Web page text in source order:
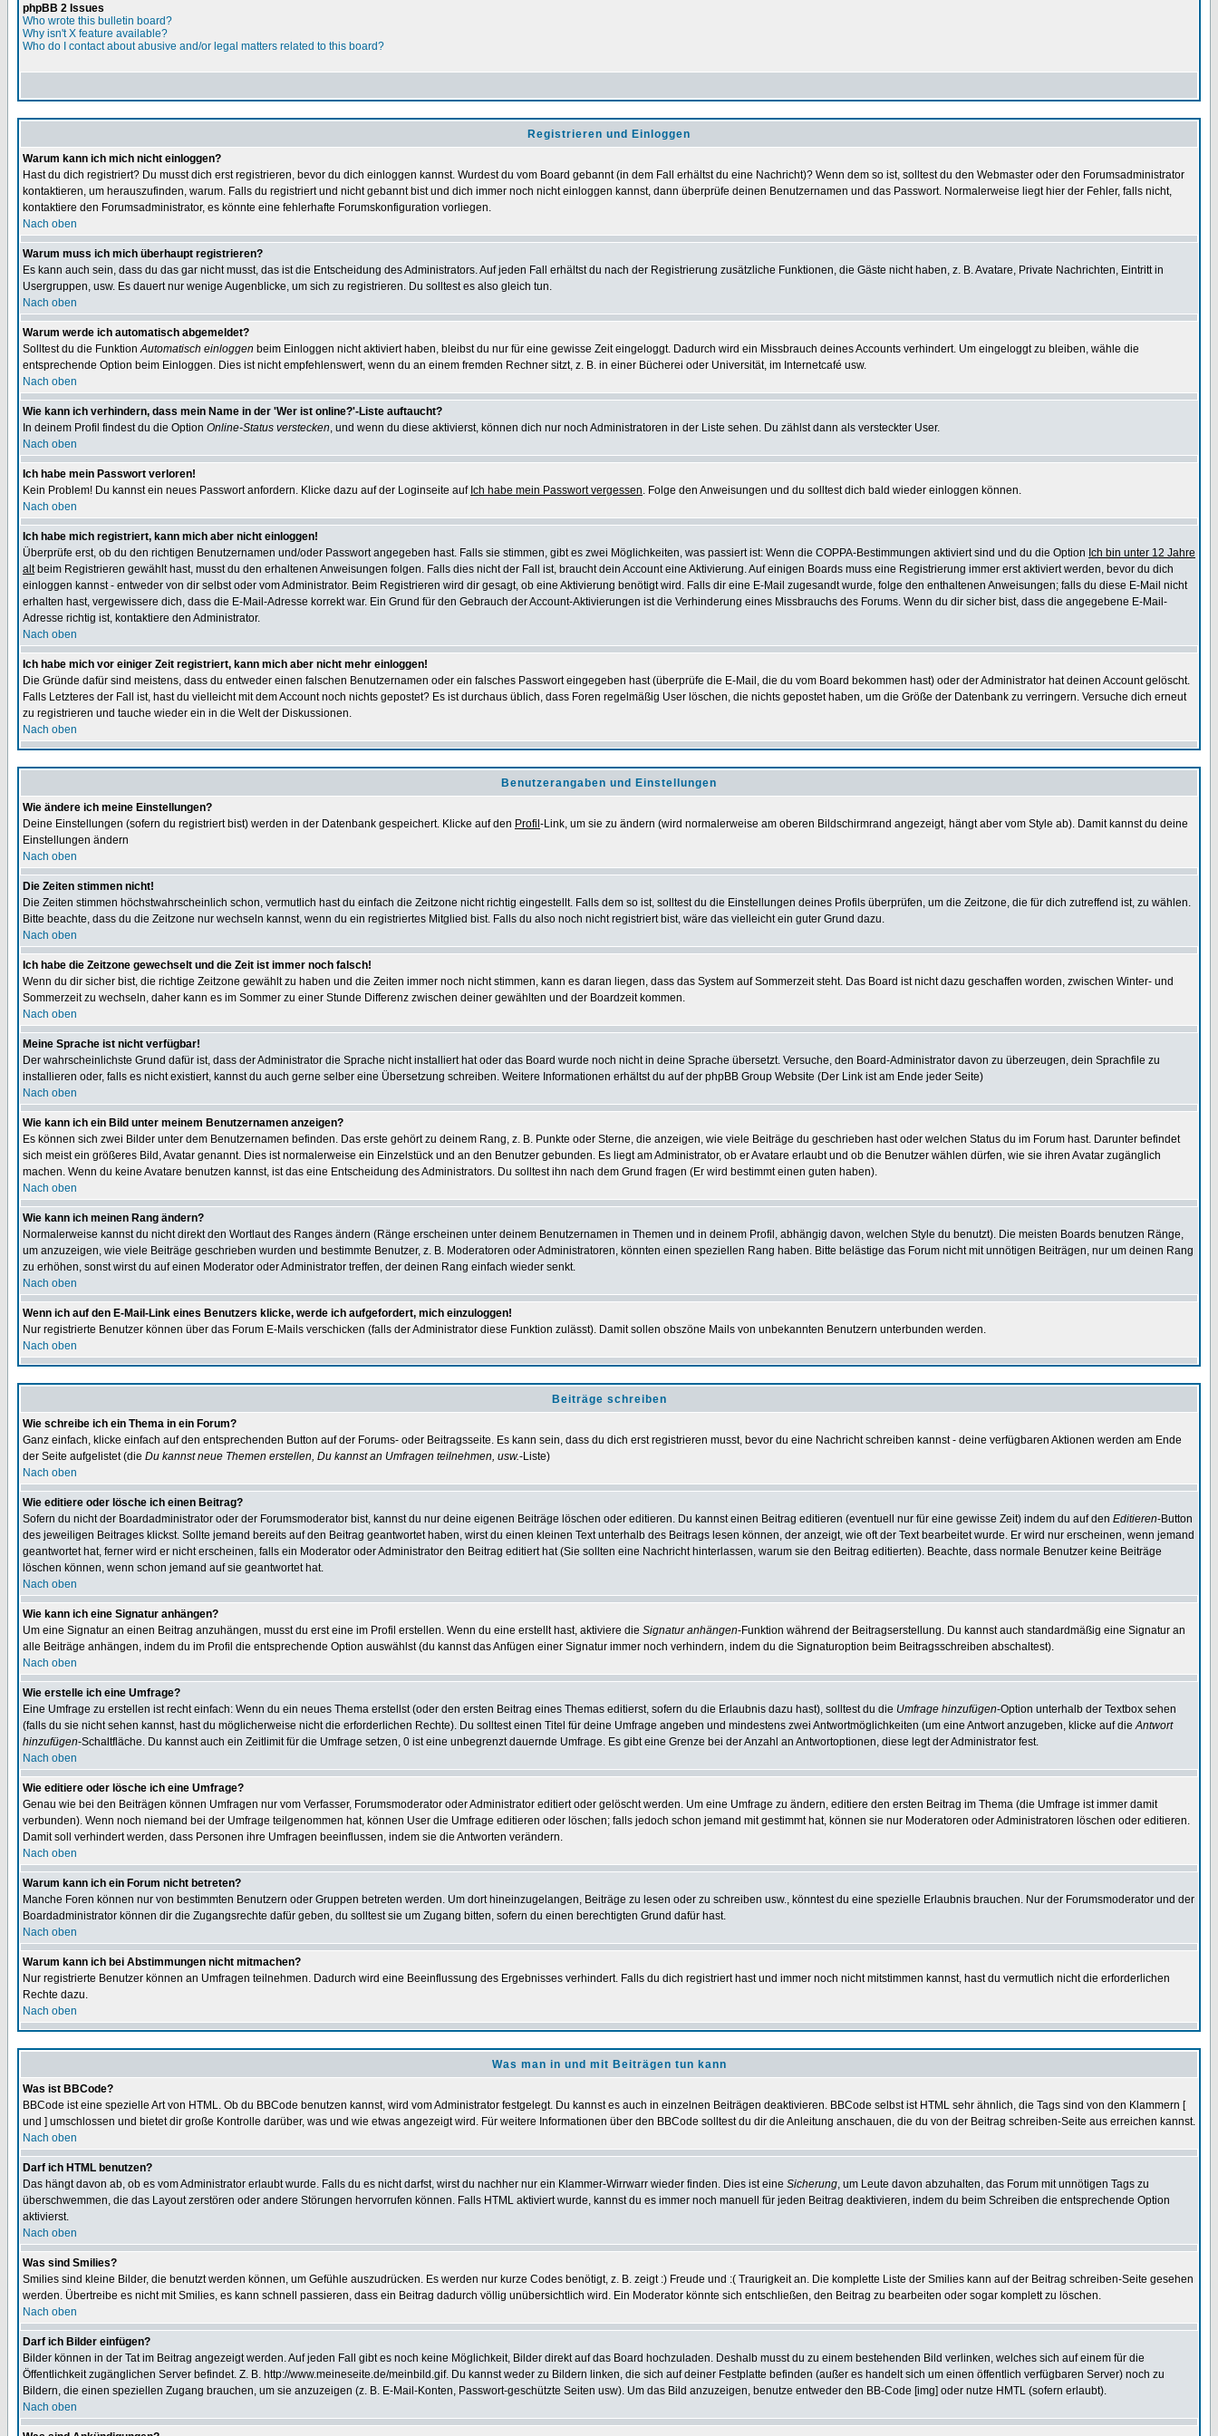
phpBB 2 Issues
Who wrote this bulletin board?
Why isn't X feature available?
Who do I contact about abusive and/or legal matters related to this board?
Registrieren und Einloggen
Warum kann ich mich nicht einloggen?
Hast du dich registriert? Du musst dich erst registrieren, bevor du dich einloggen kannst. Wurdest du vom Board gebannt (in dem Fall erhältst du eine Nachricht)? Wenn dem so ist, solltest du den Webmaster oder den Forumsadministrator
kontaktieren, um herauszufinden, warum. Falls du registriert und nicht gebannt bist und dich immer noch nicht einloggen kannst, dann überprüfe deinen Benutzernamen und das Passwort. Normalerweise liegt hier der Fehler, falls nicht,
kontaktiere den Forumsadministrator, es könnte eine fehlerhafte Forumskonfiguration vorliegen.
Nach oben
Warum muss ich mich überhaupt registrieren?
Es kann auch sein, dass du das gar nicht musst, das ist die Entscheidung des Administrators. Auf jeden Fall erhältst du nach der Registrierung zusätzliche Funktionen, die Gäste nicht haben, z. B. Avatare, Private Nachrichten, Eintritt in
Usergruppen, usw. Es dauert nur wenige Augenblicke, um sich zu registrieren. Du solltest es also gleich tun.
Nach oben
Warum werde ich automatisch abgemeldet?
Solltest du die FunktionAutomatisch einloggen beim Einloggen nicht aktiviert haben, bleibst du nur für eine gewisse Zeit eingeloggt. Dadurch wird ein Missbrauch deines Accounts verhindert. Um eingeloggt zu bleiben, wähle die
entsprechende Option beim Einloggen. Dies ist nicht empfehlenswert, wenn du an einem fremden Rechner sitzt, z. B. in einer Bücherei oder Universität, im Internetcafé usw.
Nach oben
Wie kann ich verhindern, dass mein Name in der 'Wer ist online?'-Liste auftaucht?
In deinem Profil findest du die Option Online-Status verstecken, und wenn du diese aktivierst, können dich nur noch Administratoren in der Liste sehen. Du zählst dann als versteckter User.
Nach oben
Ich habe mein Passwort verloren!
Kein Problem! Du kannst ein neues Passwort anfordern. Klicke dazu auf der Loginseite auf Ich habe mein Passwort vergessen. Folge den Anweisungen und du solltest dich bald wieder einloggen können.
Nach oben
Ich habe mich registriert, kann mich aber nicht einloggen!
Überprüfe erst, ob du den richtigen Benutzernamen und/oder Passwort angegeben hast. Falls sie stimmen, gibt es zwei Möglichkeiten, was passiert ist: Wenn die COPPA-Bestimmungen aktiviert sind und du die Option Ich bin unter 12 Jahre
altbeim Registrieren gewählt hast, musst du den erhaltenen Anweisungen folgen. Falls dies nicht der Fall ist, braucht dein Account eine Aktivierung. Auf einigen Boards muss eine Registrierung immer erst aktiviert werden, bevor du dich
einloggen kannst - entweder von dir selbst oder vom Administrator. Beim Registrieren wird dir gesagt, ob eine Aktivierung benötigt wird. Falls dir eine E-Mail zugesandt wurde, folge den enthaltenen Anweisungen; falls du diese E-Mail nicht
erhalten hast, vergewissere dich, dass die E-Mail-Adresse korrekt war. Ein Grund für den Gebrauch der Account-Aktivierungen ist die Verhinderung eines Missbrauchs des Forums. Wenn du dir sicher bist, dass die angegebene E-Mail-
Adresse richtig ist, kontaktiere den Administrator.
Nach oben
Ich habe mich vor einiger Zeit registriert, kann mich aber nicht mehr einloggen!
Die Gründe dafür sind meistens, dass du entweder einen falschen Benutzernamen oder ein falsches Passwort eingegeben hast (überprüfe die E-Mail, die du vom Board bekommen hast) oder der Administrator hat deinen Account gelöscht.
Falls Letzteres der Fall ist, hast du vielleicht mit dem Account noch nichts gepostet? Es ist durchaus üblich, dass Foren regelmäßig User löschen, die nichts gepostet haben, um die Größe der Datenbank zu verringern. Versuche dich erneut
zu registrieren und tauche wieder ein in die Welt der Diskussionen.
Nach oben
Benutzerangaben und Einstellungen
Wie ändere ich meine Einstellungen?
Deine Einstellungen (sofern du registriert bist) werden in der Datenbank gespeichert. Klicke auf den Profil -Link, um sie zu ändern (wird normalerweise am oberen Bildschirmrand angezeigt, hängt aber vom Style ab). Damit kannst du deine
Einstellungen ändern
Nach oben
Die Zeiten stimmen nicht!
Die Zeiten stimmen höchstwahrscheinlich schon, vermutlich hast du einfach die Zeitzone nicht richtig eingestellt. Falls dem so ist, solltest du die Einstellungen deines Profils überprüfen, um die Zeitzone, die für dich zutreffend ist, zu wählen.
Bitte beachte, dass du die Zeitzone nur wechseln kannst, wenn du ein registriertes Mitglied bist. Falls du also noch nicht registriert bist, wäre das vielleicht ein guter Grund dazu.
Nach oben
Ich habe die Zeitzone gewechselt und die Zeit ist immer noch falsch!
Wenn du dir sicher bist, die richtige Zeitzone gewählt zu haben und die Zeiten immer noch nicht stimmen, kann es daran liegen, dass das System auf Sommerzeit steht. Das Board ist nicht dazu geschaffen worden, zwischen Winter- und
Sommerzeit zu wechseln, daher kann es im Sommer zu einer Stunde Differenz zwischen deiner gewählten und der Boardzeit kommen.
Nach oben
Meine Sprache ist nicht verfügbar!
Der wahrscheinlichste Grund dafür ist, dass der Administrator die Sprache nicht installiert hat oder das Board wurde noch nicht in deine Sprache übersetzt. Versuche, den Board-Administrator davon zu überzeugen, dein Sprachfile zu
installieren oder, falls es nicht existiert, kannst du auch gerne selber eine Übersetzung schreiben. Weitere Informationen erhältst du auf der phpBB Group Website (Der Link ist am Ende jeder Seite)
Nach oben
Wie kann ich ein Bild unter meinem Benutzernamen anzeigen?
Es können sich zwei Bilder unter dem Benutzernamen befinden. Das erste gehört zu deinem Rang, z. B. Punkte oder Sterne, die anzeigen, wie viele Beiträge du geschrieben hast oder welchen Status du im Forum hast. Darunter befindet
sich meist ein größeres Bild, Avatar genannt. Dies ist normalerweise ein Einzelstück und an den Benutzer gebunden. Es liegt am Administrator, ob er Avatare erlaubt und ob die Benutzer wählen dürfen, wie sie ihren Avatar zugänglich
machen. Wenn du keine Avatare benutzen kannst, ist das eine Entscheidung des Administrators. Du solltest ihn nach dem Grund fragen (Er wird bestimmt einen guten haben).
Nach oben
Wie kann ich meinen Rang ändern?
Normalerweise kannst du nicht direkt den Wortlaut des Ranges ändern (Ränge erscheinen unter deinem Benutzernamen in Themen und in deinem Profil, abhängig davon, welchen Style du benutzt). Die meisten Boards benutzen Ränge,
um anzuzeigen, wie viele Beiträge geschrieben wurden und bestimmte Benutzer, z. B. Moderatoren oder Administratoren, könnten einen speziellen Rang haben. Bitte belästige das Forum nicht mit unnötigen Beiträgen, nur um deinen Rang
zu erhöhen, sonst wirst du auf einen Moderator oder Administrator treffen, der deinen Rang einfach wieder senkt.
Nach oben
Wenn ich auf den E-Mail-Link eines Benutzers klicke, werde ich aufgefordert, mich einzuloggen!
Nur registrierte Benutzer können über das Forum E-Mails verschicken (falls der Administrator diese Funktion zulässt). Damit sollen obszöne Mails von unbekannten Benutzern unterbunden werden.
Nach oben
Beiträge schreiben
Wie schreibe ich ein Thema in ein Forum?
Ganz einfach, klicke einfach auf den entsprechenden Button auf der Forums- oder Beitragsseite. Es kann sein, dass du dich erst registrieren musst, bevor du eine Nachricht schreiben kannst - deine verfügbaren Aktionen werden am Ende
der Seite aufgelistet (die Du kannst neue Themen erstellen, Du kannst an Umfragen teilnehmen, usw.-Liste)
Nach oben
Wie editiere oder lösche ich einen Beitrag?
Sofern du nicht der Boardadministrator oder der Forumsmoderator bist, kannst du nur deine eigenen Beiträge löschen oder editieren. Du kannst einen Beitrag editieren (eventuell nur für eine gewisse Zeit) indem du auf den Editieren-Button
des jeweiligen Beitrages klickst. Sollte jemand bereits auf den Beitrag geantwortet haben, wirst du einen kleinen Text unterhalb des Beitrags lesen können, der anzeigt, wie oft der Text bearbeitet wurde. Er wird nur erscheinen, wenn jemand
geantwortet hat, ferner wird er nicht erscheinen, falls ein Moderator oder Administrator den Beitrag editiert hat (Sie sollten eine Nachricht hinterlassen, warum sie den Beitrag editierten). Beachte, dass normale Benutzer keine Beiträge
löschen können, wenn schon jemand auf sie geantwortet hat.
Nach oben
Wie kann ich eine Signatur anhängen?
Um eine Signatur an einen Beitrag anzuhängen, musst du erst eine im Profil erstellen. Wenn du eine erstellt hast, aktiviere die Signatur anhängen-Funktion während der Beitragserstellung. Du kannst auch standardmäßig eine Signatur an
alle Beiträge anhängen, indem du im Profil die entsprechende Option auswählst (du kannst das Anfügen einer Signatur immer noch verhindern, indem du die Signaturoption beim Beitragsschreiben abschaltest).
Nach oben
Wie erstelle ich eine Umfrage?
Eine Umfrage zu erstellen ist recht einfach: Wenn du ein neues Thema erstellst (oder den ersten Beitrag eines Themas editierst, sofern du die Erlaubnis dazu hast), solltest du die Umfrage hinzufügen-Option unterhalb der Textbox sehen
(falls du sie nicht sehen kannst, hast du möglicherweise nicht die erforderlichen Rechte). Du solltest einen Titel für deine Umfrage angeben und mindestens zwei Antwortmöglichkeiten (um eine Antwort anzugeben, klicke auf dieAntwort
hinzufügen-Schaltfläche. Du kannst auch ein Zeitlimit für die Umfrage setzen, 0 ist eine unbegrenzt dauernde Umfrage. Es gibt eine Grenze bei der Anzahl an Antwortoptionen, diese legt der Administrator fest.
Nach oben
Wie editiere oder lösche ich eine Umfrage?
Genau wie bei den Beiträgen können Umfragen nur vom Verfasser, Forumsmoderator oder Administrator editiert oder gelöscht werden. Um eine Umfrage zu ändern, editiere den ersten Beitrag im Thema (die Umfrage ist immer damit
verbunden). Wenn noch niemand bei der Umfrage teilgenommen hat, können User die Umfrage editieren oder löschen; falls jedoch schon jemand mit gestimmt hat, können sie nur Moderatoren oder Administratoren löschen oder editieren.
Damit soll verhindert werden, dass Personen ihre Umfragen beeinflussen, indem sie die Antworten verändern.
Nach oben
Warum kann ich ein Forum nicht betreten?
Manche Foren können nur von bestimmten Benutzern oder Gruppen betreten werden. Um dort hineinzugelangen, Beiträge zu lesen oder zu schreiben usw., könntest du eine spezielle Erlaubnis brauchen. Nur der Forumsmoderator und der
Boardadministrator können dir die Zugangsrechte dafür geben, du solltest sie um Zugang bitten, sofern du einen berechtigten Grund dafür hast.
Nach oben
Warum kann ich bei Abstimmungen nicht mitmachen?
Nur registrierte Benutzer können an Umfragen teilnehmen. Dadurch wird eine Beeinflussung des Ergebnisses verhindert. Falls du dich registriert hast und immer noch nicht mitstimmen kannst, hast du vermutlich nicht die erforderlichen
Rechte dazu.
Nach oben
Was man in und mit Beiträgen tun kann
Was ist BBCode?
BBCode ist eine spezielle Art von HTML. Ob du BBCode benutzen kannst, wird vom Administrator festgelegt. Du kannst es auch in einzelnen Beiträgen deaktivieren. BBCode selbst ist HTML sehr ähnlich, die Tags sind von den Klammern [
und ] umschlossen und bietet dir große Kontrolle darüber, was und wie etwas angezeigt wird. Für weitere Informationen über den BBCode solltest du dir die Anleitung anschauen, die du von der Beitrag schreiben-Seite aus erreichen kannst.
Nach oben
Darf ich HTML benutzen?
Das hängt davon ab, ob es vom Administrator erlaubt wurde. Falls du es nicht darfst, wirst du nachher nur ein Klammer-Wirrwarr wieder finden. Dies ist eine Sicherung, um Leute davon abzuhalten, das Forum mit unnötigen Tags zu
überschwemmen, die das Layout zerstören oder andere Störungen hervorrufen können. Falls HTML aktiviert wurde, kannst du es immer noch manuell für jeden Beitrag deaktivieren, indem du beim Schreiben die entsprechende Option
aktivierst.
Nach oben
Was sind Smilies?
Smilies sind kleine Bilder, die benutzt werden können, um Gefühle auszudrücken. Es werden nur kurze Codes benötigt, z. B. zeigt :) Freude und :( Traurigkeit an. Die komplette Liste der Smilies kann auf der Beitrag schreiben-Seite gesehen
werden. Übertreibe es nicht mit Smilies, es kann schnell passieren, dass ein Beitrag dadurch völlig unübersichtlich wird. Ein Moderator könnte sich entschließen, den Beitrag zu bearbeiten oder sogar komplett zu löschen.
Nach oben
Darf ich Bilder einfügen?
Bilder können in der Tat im Beitrag angezeigt werden. Auf jeden Fall gibt es noch keine Möglichkeit, Bilder direkt auf das Board hochzuladen. Deshalb musst du zu einem bestehenden Bild verlinken, welches sich auf einem für die
Öffentlichkeit zugänglichen Server befindet. Z. B. http://www.meineseite.de/meinbild.gif. Du kannst weder zu Bildern linken, die sich auf deiner Festplatte befinden (außer es handelt sich um einen öffentlich verfügbaren Server) noch zu
Bildern, die einen speziellen Zugang brauchen, um sie anzuzeigen (z. B. E-Mail-Konten, Passwort-geschützte Seiten usw). Um das Bild anzuzeigen, benutze entweder den BB-Code [img] oder nutze HMTL (sofern erlaubt).
Nach oben